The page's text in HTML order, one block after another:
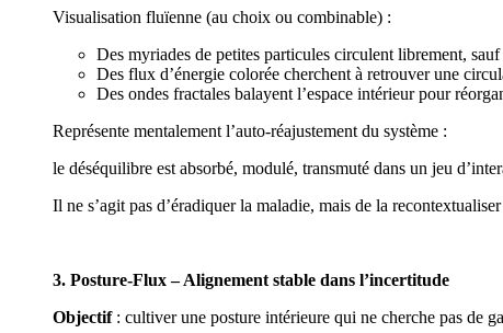
Visualisation fluïenne (au choix ou combinable) :
Des myriades de petites particules circulent librement,
Des flux d’énergie colorée cherchent à retrouver une
Des ondes fractales balayent l’espace intérieur pour
Représente mentalement l’auto-réajustement du système :
le déséquilibre est absorbé, modulé, transmuté dans un jeu
Il ne s’agit pas d’éradiquer la maladie, mais de la
3. Posture-Flux – Alignement stable dans l’incertitude
Objectif: cultiver une posture intérieure qui ne cherche pas de